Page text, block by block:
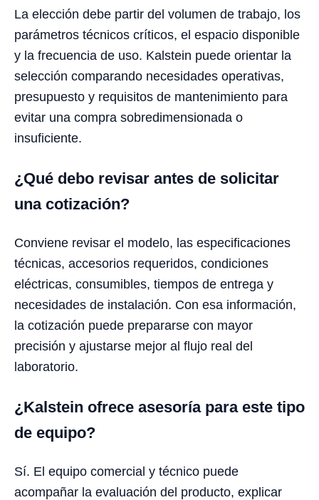
La elección debe partir del volumen de trabajo, los
parámetros técnicos críticos, el espacio disponible
y la frecuencia de uso. Kalstein puede orientar la
selección comparando necesidades operativas,
presupuesto y requisitos de mantenimiento para
evitar una compra sobredimensionada o
insuficiente.
¿Qué debo revisar antes de solicitar
una cotización?
Conviene revisar el modelo, las especificaciones
técnicas, accesorios requeridos, condiciones
eléctricas, consumibles, tiempos de entrega y
necesidades de instalación. Con esa información,
la cotización puede prepararse con mayor
precisión y ajustarse mejor al flujo real del
laboratorio.
¿Kalstein ofrece asesoría para este tipo
de equipo?
Sí. El equipo comercial y técnico puede
acompañar la evaluación del producto, explicar